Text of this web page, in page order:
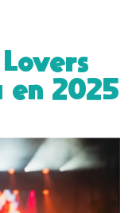
en 2025